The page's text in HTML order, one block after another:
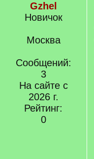
Gzhel
Новичок
Москва
Сообщений:
3
На сайте с
2026 г.
Рейтинг:
0